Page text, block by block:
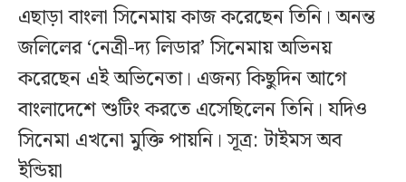
এছাড়া বাংলা সিনেমায় কাজ করেছেন তিনি। অনন্ত
জলিলের ‘নেত্রী-দ্য লিডার’ সিনেমায় অভিনয়
করেছেন এই অভিনেতা। এজন্য কিছুদিন আগে
বাংলাদেশে শুটিং করতে এসেছিলেন তিনি। যদিও
সিনেমা এখনো মুক্তি পায়নি। সূত্র: টাইমস অব
ইন্ডিয়া